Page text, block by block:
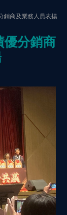
銷商及業務人員表揚
優分銷商